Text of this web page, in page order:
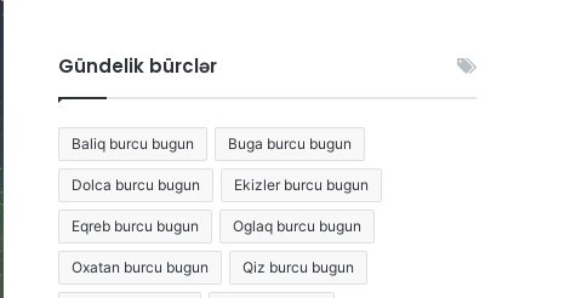
Gündelik bürclər
Baliq burcu bugun Buga burcu bugun
Dolca burcu bugun Ekizler burcu bugun
Eqreb burcu bugun Oglaq burcu bugun
Oxatan burcu bugun Qiz burcu bugun